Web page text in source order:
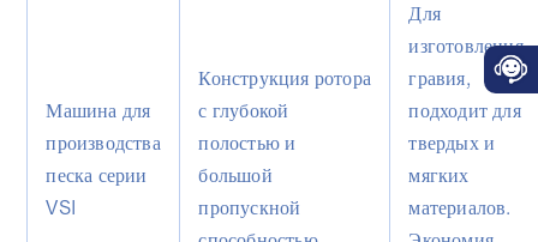
Машина для
производства
песка серии
VSI
Конструкция ротора
с глубокой
полостью и
большой
пропускной
Для
изготовления
гравия,
подходит для
твердых и
мягких
материалов.